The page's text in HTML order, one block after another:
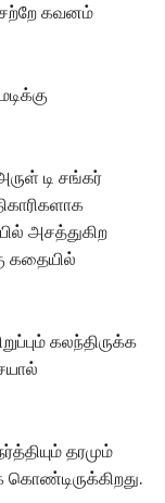
சற்றே கவனம்
டி சங்கர்
அசத்துகிற
கதையில்
கலந்திருக்க
தரமும்
கொண்டிருக்கிறது.